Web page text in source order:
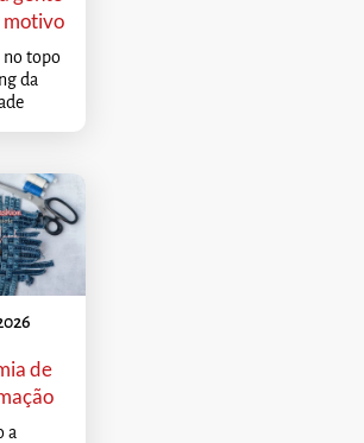
motivo
no topo
da
de
a